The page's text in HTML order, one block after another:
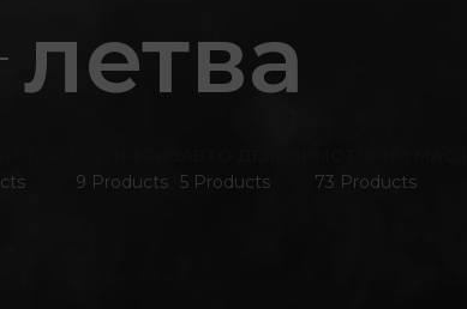
летва
9 Products 5 Products
73 Products